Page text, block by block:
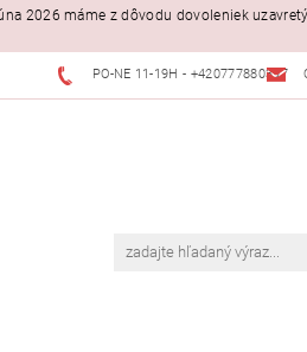
2026 máme z dôvodu dovoleniek
PO-NE 11-19H - +420777880397